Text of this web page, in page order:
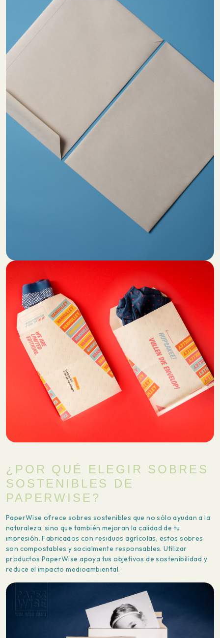
¿POR QUÉ ELEGIR SOBRES
SOSTENIBLES DE
PAPERWISE?
PaperWise ofrece sobres sostenibles que no sólo ayudan a la
naturaleza, sino que también mejoran la calidad de tu
impresión. Fabricados con residuos agrícolas, estos sobres
son compostables y socialmente responsables. Utilizar
productos PaperWise apoya tus objetivos de sostenibilidad y
reduce el impacto medioambiental.